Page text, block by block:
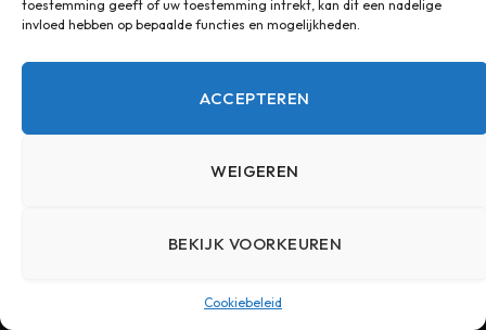
toestemming geeft of uw toestemming intrekt, kan dit een nadelige
invloed hebben op bepaalde functies en mogelijkheden.
ACCEPTEREN
WEIGEREN
BEKIJK VOORKEUREN
Cookiebeleid
Biocompatibel vulmateriaal
Een natuurlijke uitstraling met een
Statiegeld Duitsland inleveren in
4 JULI 2024 9.199VIEWS